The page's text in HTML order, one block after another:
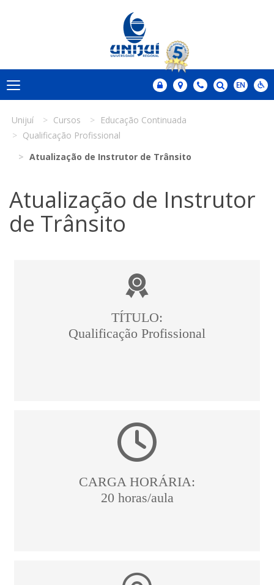
Unijuí Cursos
Educação Continuada
Qualificação Profissional
Atualização de Instrutor de Trânsito
Atualização de Instrutor
de Trânsito